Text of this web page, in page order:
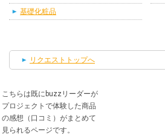
基礎化粧品
リクエストトップへ
こちらは既にbuzzリーダーが
プロジェクトで体験した商品
の感想（口コミ）がまとめて
見られるページです。